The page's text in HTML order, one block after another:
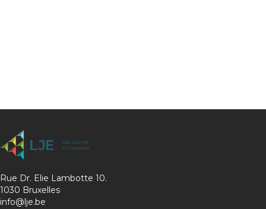
Rue Dr. Elie Lambotte 10.
1030 Bruxelles
info@lje.be